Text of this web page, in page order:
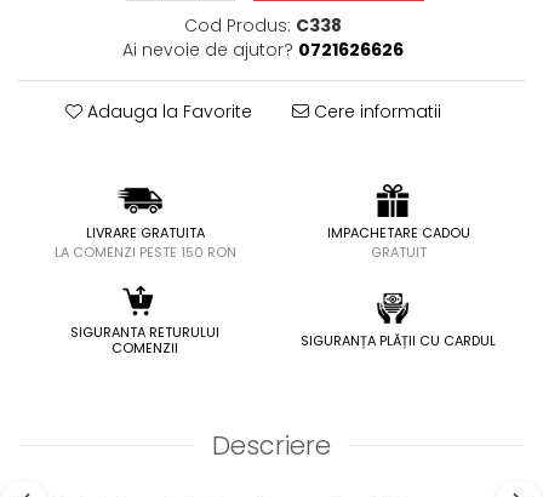
Cod Produs: C338
Ai nevoie de ajutor? 0721626626
Adauga la Favorite Cere informatii
LIVRARE GRATUITA
LA COMENZI PESTE 150 RON
IMPACHETARE CADOU
GRATUIT
SIGURANTA RETURULUI
COMENZII
SIGURANȚA PLĂȚII CU CARDUL
Descriere